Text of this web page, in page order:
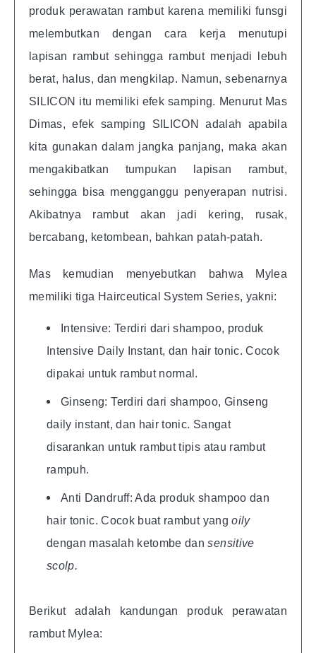
produk perawatan rambut karena memiliki funsgi
melembutkan dengan cara kerja menutupi
lapisan rambut sehingga rambut menjadi lebuh
berat, halus, dan mengkilap. Namun, sebenarnya
SILICON itu memiliki efek samping. Menurut Mas
Dimas, efek samping SILICON adalah apabila
kita gunakan dalam jangka panjang, maka akan
mengakibatkan tumpukan lapisan rambut,
sehingga bisa mengganggu penyerapan nutrisi.
Akibatnya rambut akan jadi kering, rusak,
bercabang, ketombean, bahkan patah-patah.
Mas kemudian menyebutkan bahwa Mylea
memiliki tiga Hairceutical System Series, yakni:
Intensive: Terdiri dari shampoo, produk
Intensive Daily Instant, dan hair tonic. Cocok
dipakai untuk rambut normal.
Ginseng: Terdiri dari shampoo, Ginseng
daily instant, dan hair tonic. Sangat
disarankan untuk rambut tipis atau rambut
rampuh.
Anti Dandruff: Ada produk shampoo dan
hair tonic. Cocok buat rambut yangoily
dengan masalah ketombe dansensitive
scolp.
Berikut adalah kandungan produk perawatan
rambut Mylea: